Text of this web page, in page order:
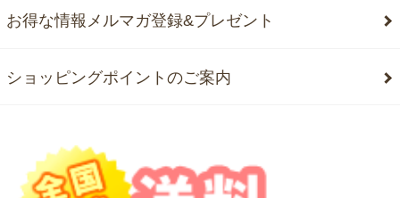
お得な情報メルマガ登録&プレゼント
ショッピングポイントのご案内